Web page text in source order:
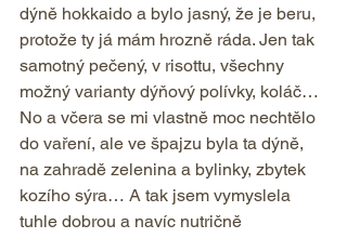
dýně hokkaido a bylo jasný, že je beru,
protože ty já mám hrozně ráda. Jen tak
samotný pečený, v risottu, všechny
možný varianty dýňový polívky, koláč…
No a včera se mi vlastně moc nechtělo
do vaření, ale ve špajzu byla ta dýně,
na zahradě zelenina a bylinky, zbytek
kozího sýra… A tak jsem vymyslela
tuhle dobrou a navíc nutričně